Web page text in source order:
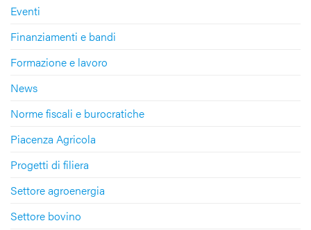
Eventi
Finanziamenti e bandi
Formazione e lavoro
News
Norme fiscali e burocratiche
Piacenza Agricola
Progetti di filiera
Settore agroenergia
Settore bovino